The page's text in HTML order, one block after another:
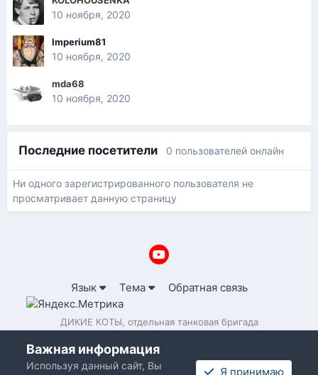
10 ноября, 2020
Imperium81
10 ноября, 2020
mda68
10 ноября, 2020
Последние посетители 0 пользователей онлайн
Ни одного зарегистрированного пользователя не
просматривает данную страницу
Язык Тема Обратная связь
ДИКИЕ КОТЫ, отдельная танковая бригада
Важная информация
Используя данный сайт, Вы
Я принимаю